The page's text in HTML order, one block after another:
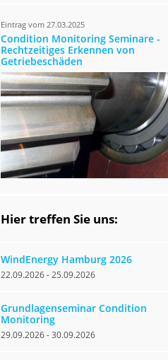
Eintrag vom 27.03.2025
Condition Monitoring Seminare -
Rechtzeitiges Erkennen von
Getriebeschäden
Hier treffen Sie uns:
WindEnergy Hamburg 2026
22.09.2026 - 25.09.2026
Grundlagenseminar Condition
Monitoring
29.09.2026 - 30.09.2026